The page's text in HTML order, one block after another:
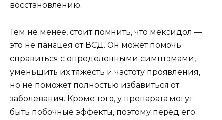
восстановлению.
Тем не менее, стоит помнить, что мексидол —
это не панацея от ВСД. Он может помочь
справиться с определенными симптомами,
уменьшить их тяжесть и частоту проявления,
но не поможет полностью избавиться от
заболевания. Кроме того, у препарата могут
быть побочные эффекты, поэтому перед его